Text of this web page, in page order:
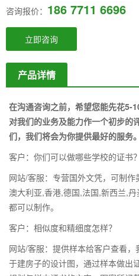
咨询报价： 186 7711 6696
立即咨询
产品详情
在沟通咨询之前，希望您能先花5-
对我们的业务及能力作一个初步的
们，我们将会为你提供最好的服务。
客户：你们可以做哪些学校的证书？
网站/客服：专营国外文凭，可制作
澳大利亚,香港,德国,法国,新西兰,
都可以制作。
客户：相似度和精细度怎样？
网站/客服：提供样本给客户查看
于建房子的设计图，通过样本做出